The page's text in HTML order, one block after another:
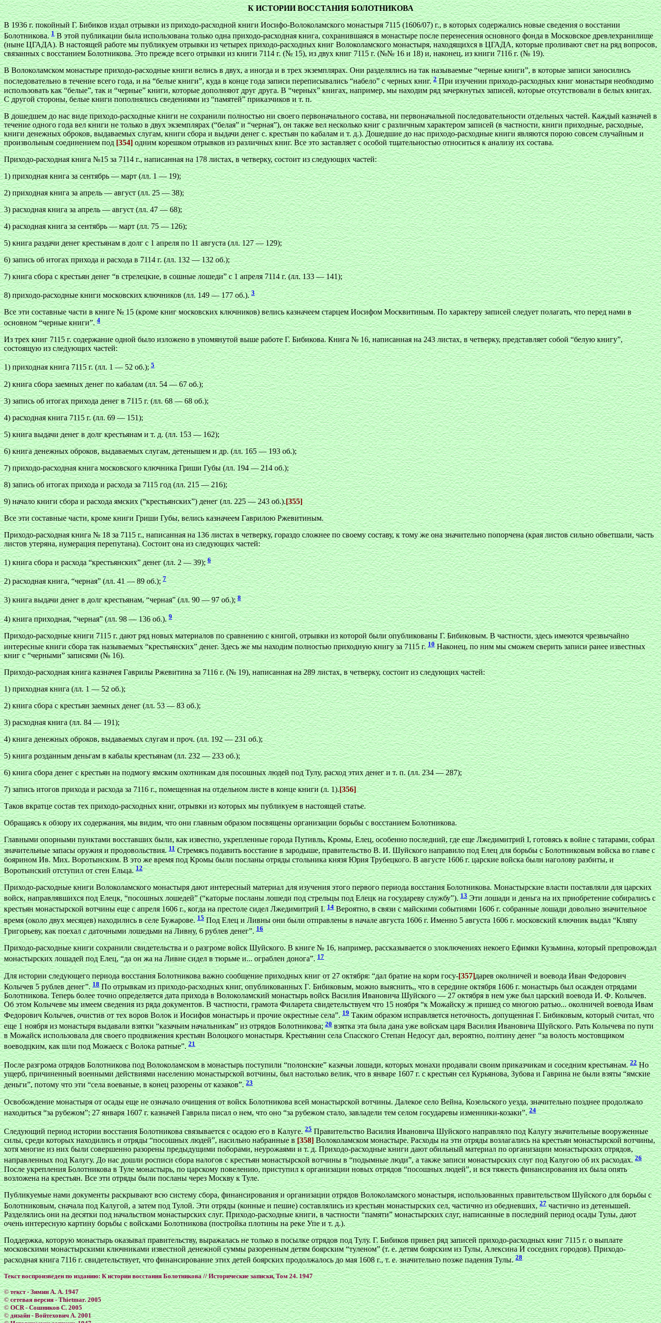
К ИСТОРИИ ВОССТАНИЯ БОЛОТНИКОВА
В 1936 г. покойный Г. Бибиков издал отрывки из приходо-расходной книги Иосифо-Волоколамского монастыря 7115 (1606/07) г., в которых содержались новые сведения о восстании
Болотникова.1В этой публикации была использована только одна приходо-расходная книга, сохранившаяся в монастыре после перенесения основного фонда в Московское древлехранилище
(ныне ЦГАДА). В настоящей работе мы публикуем отрывки из четырех приходо-расходных книг Волоколамского монастыря, находящихся в ЦГАДА, которые проливают свет на ряд вопросов,
связанных с восстанием Болотникова. Это прежде всего отрывки из книги 7114 г. (№ 15), из двух книг 7115 г. (№№ 16 и 18) и, наконец, из книги 7116 г. (№ 19).
В Волоколамском монастыре приходо-расходные книги велись в двух, а иногда и в трех экземплярах. Они разделялись на так называемые “черные книги”, в которые записи заносились
последовательно в течение всего года, и на “белые книги”, куда в конце года записи переписывались “набело” с черных книг.2При изучении приходо-расходных книг монастыря необходимо
использовать как “белые”, так и “черные” книги, которые дополняют друг друга. В “черных” книгах, например, мы находим ряд зачеркнутых записей, которые отсутствовали в белых книгах.
С другой стороны, белые книги пополнялись сведениями из “памятей” приказчиков и т. п.
В дошедшем до нас виде приходо-расходные книги не сохранили полностью ни своего первоначального состава, ни первоначальной последовательности отдельных частей. Каждый казначей в
течение одного года вел книги не только в двух экземплярах (“белая” и “черная”), он также вел несколько книг с различным характером записей (в частности, книги приходные, расходные,
книги денежных оброков, выдаваемых слугам, книги сбора и выдачи денег с. крестьян по кабалам и т. д.). Дошедшие до нас приходо-расходные книги являются порою совсем случайным и
произвольным соединением под[354]одним корешком отрывков из различных книг. Все это заставляет с особой тщательностью относиться к анализу их состава.
Приходо-расходная книга №15 за 7114 г., написанная на 178 листах, в четверку, состоит из следующих частей:
1) приходная книга за сентябрь — март (лл. 1 — 19);
2) приходная книга за апрель — август (лл. 25 — 38);
3) расходная книга за апрель — август (лл. 47 — 68);
4) расходная книга за сентябрь — март (лл. 75 — 126);
5) книга раздачи денег крестьянам в долг с 1 апреля по 11 августа (лл. 127 — 129);
6) запись об итогах прихода и расхода в 7114 г. (лл. 132 — 132 об.);
7) книга сбора с крестьян денег “в стрелецкие, в сошные лошеди” с 1 апреля 7114 г. (лл. 133 — 141);
8) приходо-расходные книги московских ключников (лл. 149 — 177 об.).3
Все эти составные части в книге № 15 (кроме книг московских ключников) велись казначеем старцем Иосифом Москвитиным. По характеру записей следует полагать, что перед нами в
основном “черные книги”.4
Из трех книг 7115 г. содержание одной было изложено в упомянутой выше работе Г. Бибикова. Книга № 16, написанная на 243 листах, в четверку, представляет собой “белую книгу”,
состоящую из следующих частей:
1) приходная книга 7115 г. (лл. 1 — 52 об.);5
2) книга сбора заемных денег по кабалам (лл. 54 — 67 об.);
3) запись об итогах прихода денег в 7115 г. (лл. 68 — 68 об.);
4) расходная книга 7115 г. (лл. 69 — 151);
5) книга выдачи денег в долг крестьянам и т. д. (лл. 153 — 162);
6) книга денежных оброков, выдаваемых слугам, детенышем и др. (лл. 165 — 193 об.);
7) приходо-расходная книга московского ключника Гриши Губы (лл. 194 — 214 об.);
8) запись об итогах прихода и расхода за 7115 год (лл. 215 — 216);
9) начало книги сбора и расхода ямских (“крестьянских”) денег (лл. 225 — 243 об.).[355]
Все эти составные части, кроме книги Гриши Губы, велись казначеем Гаврилою Ржевитиным.
Приходо-расходная книга № 18 за 7115 г., написанная на 136 листах в четверку, гораздо сложнее по своему составу, к тому же она значительно попорчена (края листов сильно обветшали, часть
листов утеряна, нумерация перепутана). Состоит она из следующих частей:
1) книга сбора и расхода “крестьянских” денег (лл. 2 — 39);6
2) расходная книга, “черная” (лл. 41 — 89 об.);7
3) книга выдачи денег в долг крестьянам, “черная” (лл. 90 — 97 об.);8
4) книга приходная, “черная” (лл. 98 — 136 об.).9
Приходо-расходные книги 7115 г. дают ряд новых материалов по сравнению с книгой, отрывки из которой были опубликованы Г. Бибиковым. В частности, здесь имеются чрезвычайно
интересные книги сбора так называемых “крестьянских” денег. Здесь же мы находим полностью приходную книгу за 7115 г.10Наконец, по ним мы сможем сверить записи ранее известных
книг с “черными” записями (№ 16).
Приходо-расходная книга казначея Гаврилы Ржевитина за 7116 г. (№ 19), написанная на 289 листах, в четверку, состоит из следующих частей:
1) приходная книга (лл. 1 — 52 об.);
2) книга сбора с крестьян заемных денег (лл. 53 — 83 об.);
3) расходная книга (лл. 84 — 191);
4) книга денежных оброков, выдаваемых слугам и проч. (лл. 192 — 231 об.);
5) книга розданным деньгам в кабалы крестьянам (лл. 232 — 233 об.);
6) книга сбора денег с крестьян на подмогу ямским охотникам для посошных людей под Тулу, расход этих денег и т. п. (лл. 234 — 287);
7) запись итогов прихода и расхода за 7116 г., помещенная на отдельном листе в конце книги (л. 1).[356]
Таков вкратце состав тех приходо-расходных книг, отрывки из которых мы публикуем в настоящей статье.
Обращаясь к обзору их содержания, мы видим, что они главным образом посвящены организации борьбы с восстанием Болотникова.
Главными опорными пунктами восставших были, как известно, укрепленные города Путивль, Кромы, Елец, особенно последний, где еще Лжедимитрий I, готовясь к войне с татарами, собрал
значительные запасы оружия и продовольствия.11Стремясь подавить восстание в зародыше, правительство В. И. Шуйского направило под Елец для борьбы с Болотниковым войска во главе с
боярином Ив. Мих. Воротынским. В это же время под Кромы были посланы отряды стольника князя Юрия Трубецкого. В августе 1606 г. царские войска были наголову разбиты, и
Воротынский отступил от стен Ельца. 12
Приходо-расходные книги Волоколамского монастыря дают интересный материал для изучения этого первого периода восстания Болотникова. Монастырские власти поставляли для царских
войск, направлявшихся под Елецк, “посошных лошедей” (“каторые посланы лошеди под стрельцы под Елецк на государеву службу”).13Эти лошади и деньга на их приобретение собирались с
крестьян монастырской вотчины еще с апреля 1606 г., когда на престоле сидел Лжедимитрий I.14Вероятно, в связи с майскими событиями 1606 г. собранные лошади довольно значительное
время (около двух месяцев) находились в селе Бужарове. 15Под Елец и Ливны они были отправлены в начале августа 1606 г. Именно 5 августа 1606 г. московский ключник выдал “Кляпу
Григорьеву, как поехалсдаточными лошедьми на Ливну, 6 рублев денег”.16
Приходо-расходные книги сохранили свидетельства и о разгроме войск Шуйского. В книге № 16, например, рассказывается о злоключениях некоего Ефимки Кузьмина, который препровождал
монастырских лошадей под Елец, “да он жа на Ливне сидел в тюрьме и... ограблен донога”. 17
Для истории следующего периода восстания Болотникова важно сообщение приходных книг от 27 октября: “дал братие на корм госу-[357]дарев околничей и воевода Иван Федорович
Колычев 5 рублев денег”.18По отрывкам из приходо-расходных книг, опубликованных Г.Бибиковым, можно выяснить,, что в середине октября 1606 г. монастырь был осажден отрядами
Болотникова. Теперь более точно определяется дата прихода в Волоколамский монастырь войск Василия Ивановича Шуйского — 27 октября в нем уже был царский воевода И. Ф. Колычев.
Об этом Колычеве мы имеем сведения из ряда документов. В частности, грамота Филарета свидетельствуем что 15 ноября “к Можайску ж пришед со многою ратью... околничей воевода Ивам
Федорович Колычев, очистив от тех воров Волок и Иосифов монастырь и прочие окрестные села”.19Таким образом исправляется неточность, допущенная Г. Бибиковым, который считал, что
еще 1 ноября из монастыря выдавали взятки “казачьим начальникам” из отрядов Болотникова;20взятка эта была дана уже войскам царя Василия Ивановича Шуйского. Рать Колычева по пути
в Можайск использовала для своего продвижения крестьян Волоцкого монастыря. Крестьянин села Спасского Степан Недосуг дал, вероятно, полтину денег “за волость мостовщиком
воеводцким, как шли под Можаеск с Волока ратные”.21
После разгрома отрядов Болотникова под Волоколамском в монастырь поступили “полонские” казачьи лошади, которых монахи продавали своим приказчикам и соседним крестьянам.22Но
ущерб, причиненный военными действиями населению монастырской вотчины, был настолько велик, что в январе 1607 г. с крестьян сел Курьянова, Зубова и Гаврина не были взяты “ямские
деньги”, потому что эти “села воеваные, в конец разорены от казаков”.23
Освобождение монастыря от осады еще не означало очищения от войск Болотникова всей монастырской вотчины. Далекое село Вейна, Козельского уезда, значительно позднее продолжало
находиться “за рубежом”; 27 января 1607 г. казначей Гаврила писал о нем, что оно “за рубежом стало, завладели тем селом государевы изменники-козаки”.24
Следующий период истории восстания Болотникова связывается с осадою его в Калуге.25Правительство Василия Ивановича Шуйского направляло под Калугу значительные вооруженные
силы, среди которых находились и отряды “посошных людей”, насильно набранные в[358]Волоколамском монастыре. Расходы на эти отряды возлагались на крестьян монастырской вотчины,
хотя многие из них были совершенно разорены предыдущими поборами, неурожаями и т. д. Приходо-расходные книги дают обильный материал по организации монастырских отрядов,
направленных под Калугу. До нас дошли росписи сбора налогов с крестьян монастырской вотчины в “подымные люди”, а также записи монастырских слуг под Калугою об их расходах. 26
После укрепления Болотникова в Туле монастырь, по царскому повелению, приступил к организации новых отрядов “посошных людей”, и вся тяжесть финансирования их была опять
возложена на крестьян. Все эти отряды были посланы через Москву к Туле.
Публикуемые нами документы раскрывают всю систему сбора, финансирования и организации отрядов Волоколамского монастыря, использованных правительством Шуйского для борьбы с
Болотниковым, сначала под Калугой, а затем под Тулой. Эти отряды (конные и пешие) составлялись из крестьян монастырских сел, частично из обедневших, 27частично из детенышей.
Разделялись они на десятки под начальством монастырских слуг. Приходо-расходные книги, в частности “памяти” монастырских слуг, написанные в последний период осады Тулы, дают
очень интересную картину борьбы с войсками Болотникова (постройка плотины на реке Упе и т. д.).
Поддержка, которую монастырь оказывал правительству, выражалась не только в посылке отрядов под Тулу. Г. Бибиков привел ряд записей приходо-расходных книг 7115 г. о выплате
московскими монастырскими ключниками известной денежной суммы разоренным детям боярским “туленом” (т. е. детям боярским из Тулы, Алексина И соседних городов). Приходо-
расходная книга 7116 г. свидетельствует, что финансирование этих детей боярских продолжалось до мая 1608 г., т. е. значительно позже падения Тулы.28
Текст воспроизведен по изданию: К истории восстания Болотникова // Исторические записки, Том 24. 1947
© текст - Зимин А. А. 1947
©сетевая версия - Тhietmar. 2005
©OCR - Cошников C. 2005
© дизайн - Войтехович А. 2001